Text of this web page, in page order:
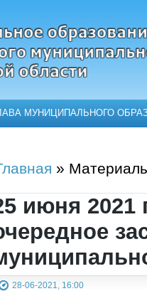
МУНИЦИПАЛЬНОГО
»
июня 2021
28-06-2021, 16:00